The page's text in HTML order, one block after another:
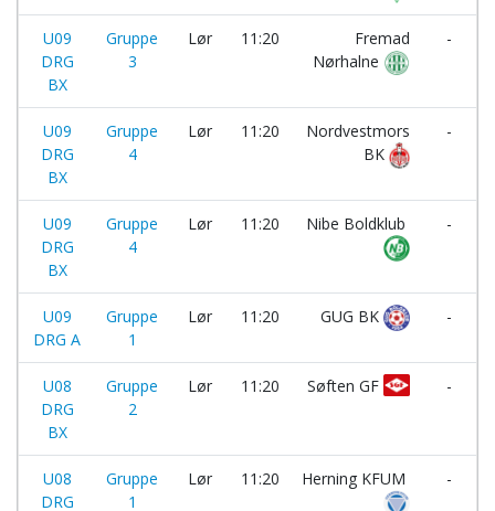
U09
DRG
BX
Gruppe
3
Lør 11:20
Fremad
Nørhalne
-
U09
DRG
BX
Gruppe
4
Lør 11:20
Nordvestmors
BK
-
U09
DRG
BX
Gruppe
4
Lør 11:20 Nibe Boldklub
-
U09
DRG A
Gruppe
1
Lør 11:20 GUG BK -
U08
DRG
BX
Gruppe
2
Lør 11:20 Søften GF -
U08
DRG
Gruppe
1
Lør 11:20 Herning KFUM
-